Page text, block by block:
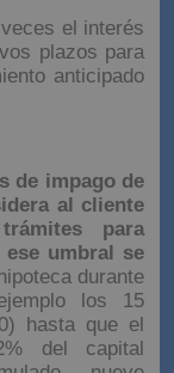
el interés
plazos para
anticipado
de impago de
al cliente
para
umbral se
durante
los 15
hasta que el
del capital